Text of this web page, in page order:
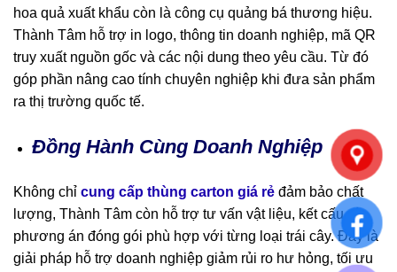
hoa quả xuất khẩu còn là công cụ quảng bá thương hiệu.
Thành Tâm hỗ trợ in logo, thông tin doanh nghiệp, mã QR
truy xuất nguồn gốc và các nội dung theo yêu cầu. Từ đó
góp phần nâng cao tính chuyên nghiệp khi đưa sản phẩm
ra thị trường quốc tế.
Đồng Hành Cùng Doanh Nghiệp
Không chỉ cung cấp thùng carton giá rẻ đảm bảo chất
lượng, Thành Tâm còn hỗ trợ tư vấn vật liệu, kết cấu và
phương án đóng gói phù hợp với từng loại trái cây. Đây là
giải pháp hỗ trợ doanh nghiệp giảm rủi ro hư hỏng, tối ưu